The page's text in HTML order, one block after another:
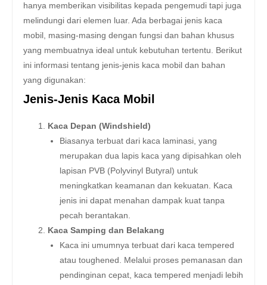
hanya memberikan visibilitas kepada pengemudi tapi juga
melindungi dari elemen luar. Ada berbagai jenis kaca
mobil, masing-masing dengan fungsi dan bahan khusus
yang membuatnya ideal untuk kebutuhan tertentu. Berikut
ini informasi tentang jenis-jenis kaca mobil dan bahan
yang digunakan:
Jenis-Jenis Kaca Mobil
Kaca Depan (Windshield)
Biasanya terbuat dari kaca laminasi, yang
merupakan dua lapis kaca yang dipisahkan oleh
lapisan PVB (Polyvinyl Butyral) untuk
meningkatkan keamanan dan kekuatan. Kaca
jenis ini dapat menahan dampak kuat tanpa
pecah berantakan.
Kaca Samping dan Belakang
Kaca ini umumnya terbuat dari kaca tempered
atau toughened. Melalui proses pemanasan dan
pendinginan cepat, kaca tempered menjadi lebih